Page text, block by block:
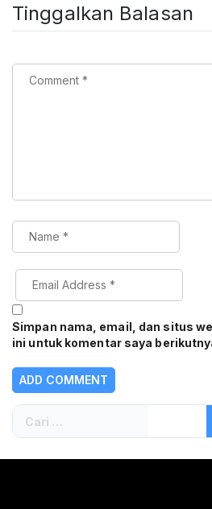
Tinggalkan Balasan
Simpan nama, email, dan situs
ini untuk komentar saya
Cari
untuk: